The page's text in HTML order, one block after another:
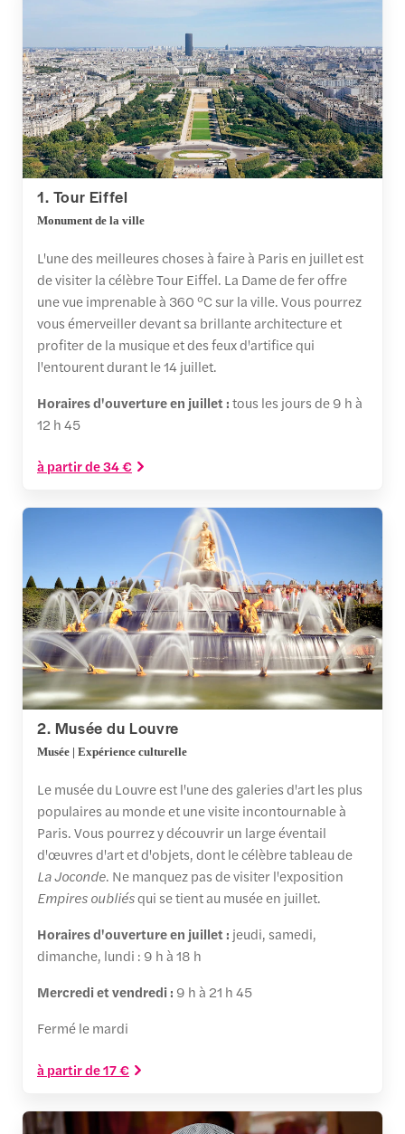
1. Tour Eiffel
Monument de la ville
L'une des meilleures choses à faire à Paris en juillet est
de visiter la célèbre Tour Eiffel. La Dame de fer offre
une vue imprenable à 360 °C sur la ville. Vous pourrez
vous émerveiller devant sa brillante architecture et
profiter de la musique et des feux d'artifice qui
l'entourent durant le 14 juillet.
Horaires d'ouverture en juillet :tous les jours de 9 h à
12 h 45
à partir de 34 €
2. Musée du Louvre
Musée | Expérience culturelle
Le musée du Louvre est l'une des galeries d'art les plus
populaires au monde et une visite incontournable à
Paris. Vous pourrez y découvrir un large éventail
d'œuvres d'art et d'objets, dont le célèbre tableau de
La Joconde. Ne manquez pas de visiter l'exposition
Empires oubliésqui se tient au musée en juillet.
Horaires d'ouverture en juillet : jeudi, samedi,
dimanche, lundi : 9 h à 18 h
Mercredi et vendredi : 9 h à 21 h 45
Fermé le mardi
à partir de 17 €